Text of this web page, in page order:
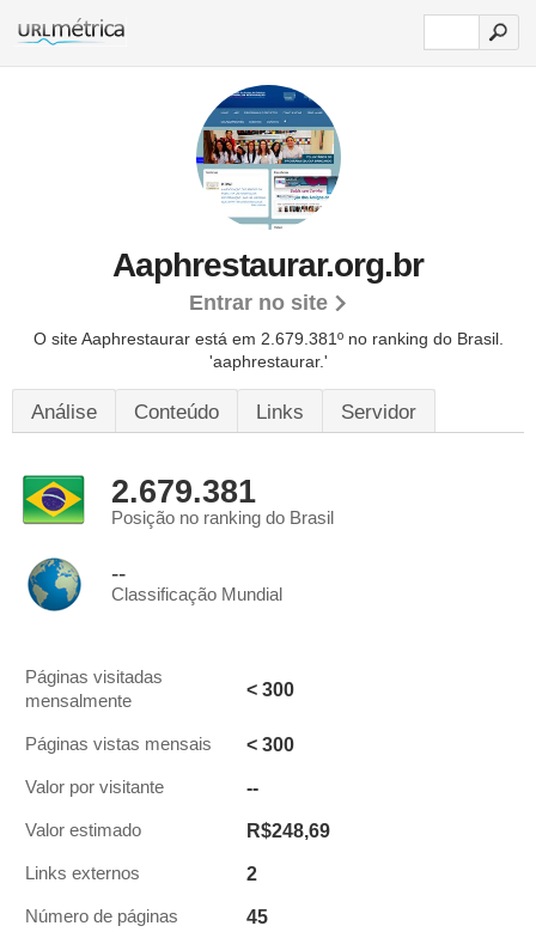
Aaphrestaurar.org.br
Entrar no site
O site Aaphrestaurar está em 2.679.381º no ranking do Brasil.
'aaphrestaurar.'
Análise Conteúdo Links Servidor
2.679.381
Posição no ranking do Brasil
--
Classificação Mundial
Páginas visitadas
mensalmente
< 300
Páginas vistas mensais < 300
Valor por visitante --
Valor estimado R$248,69
Links externos 2
Número de páginas 45